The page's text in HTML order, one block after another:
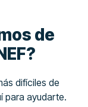
de
difíciles de
para ayudarte.